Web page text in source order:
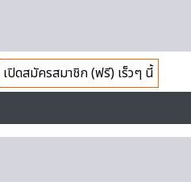
เปิดสมัครสมาชิก (ฟรี) เร็วๆ นี้